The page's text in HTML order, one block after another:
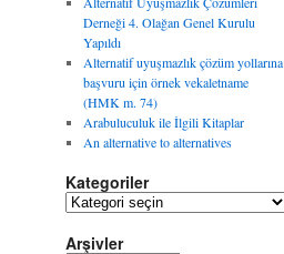
Derneği 4. Olağan Genel Kurulu
Yapıldı
Alternatif uyuşmazlık çözüm yollarına
başvuru için örnek vekaletname
(HMK m. 74)
Arabuluculuk ile İlgili Kitaplar
An alternative to alternatives
Kategoriler
K
tArşivler